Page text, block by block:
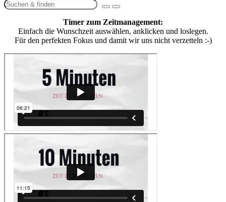
Timer zum Zeitmanagement:
Einfach die Wunschzeit auswählen, anklicken und loslegen.
Für den perfekten Fokus und damit wir uns nicht verzetteln :-)